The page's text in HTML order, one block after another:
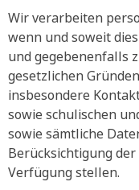
Wir verarbeiten
wenn und soweit
und gegebenenfalls
gesetzlichen
insbesondere
sowie schulischen
sowie sämtliche
Berücksichtigung
Verfügung stellen.